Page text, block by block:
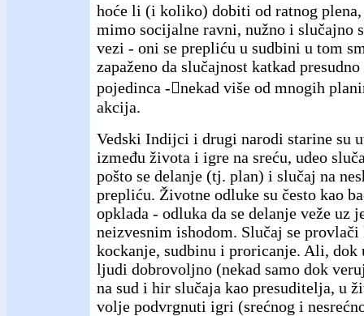
hoće li (i koliko) dobiti od ratnog
mimo socijalne ravni, nužno i slučajno
vezi - oni se prepliću u sudbini u tom
zapaženo da slučajnost katkad
pojedinca -nekad više od mnogih
akcija.
Vedski Indijci i drugi narodi starine su
između života i igre na sreću, udeo
pošto se delanje (tj. plan) i slučaj na
prepliću. Životne odluke su često kao
opklada - odluka da se delanje veže uz
neizvesnim ishodom. Slučaj se
kockanje, sudbinu i proricanje. Ali,
ljudi dobrovoljno (nekad samo dok
na sud i hir slučaja kao presuditelja, u
volje podvrgnuti igri (srećnog i